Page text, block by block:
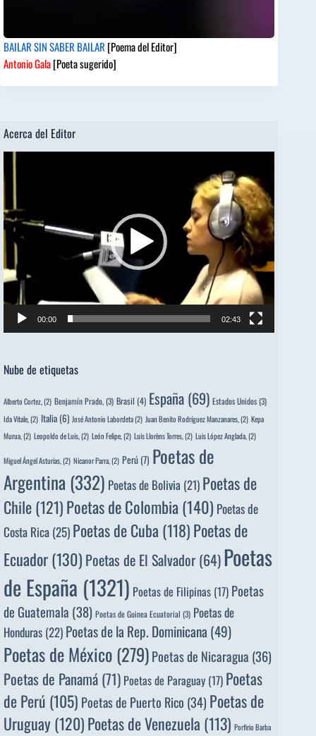
BAILAR SIN SABER BAILAR [Poema del Editor]
Antonio Gala[Poeta sugerido]
Acerca del Editor
de
00:00 02:43
Nube de etiquetas
Alberto Cortez,(2) Benjamín Prado,(3) Brasil (4) España (69) Estados Unidos(3)
Ida Vitale,(2) Italia (6) José Antonio Labordeta(2) Juan Benito Rodríguez Manzanares,(2) Kepa
Murua,(2) Leopoldo de Luis,(2) León Felipe,(2) Luis Llorèns Torres,(2) Luis López Anglada,(2)
Miguel Ángel Asturias,(2) Nicanor Parra,(2) Perú (7) Poetas de
Argentina (332) Poetas de Bolivia (21) Poetas de
Chile(121)Poetas de Colombia(140) Poetas de
Costa Rica(25)Poetas de Cuba (118)Poetas de
Ecuador(130) Poetas de El Salvador(64)Poetas
de España (1321) Poetas de Filipinas (17) Poetas
de Guatemala (38) Poetas de Guinea Ecuatorial (3) Poetas de
Honduras (22) Poetas de la Rep. Dominicana (49)
Poetas de México(279)Poetas de Nicaragua (36)
Poetas de Panamá (71) Poetas de Paraguay (17) Poetas
de Perú (105) Poetas de Puerto Rico (34) Poetas de
Uruguay(120)Poetas de Venezuela (113) Porfirio Barba